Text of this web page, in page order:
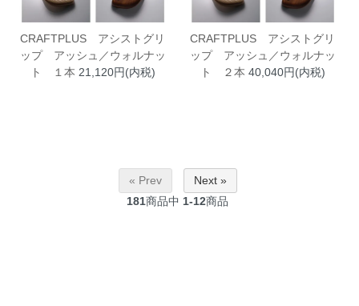
CRAFTPLUS アシストグリ
ップ アッシュ／ウォルナッ
ト １本 21,120円(内税)
CRAFTPLUS アシストグリ
ップ アッシュ／ウォルナッ
ト ２本 40,040円(内税)
« Prev
Next »
181商品中 1-12商品